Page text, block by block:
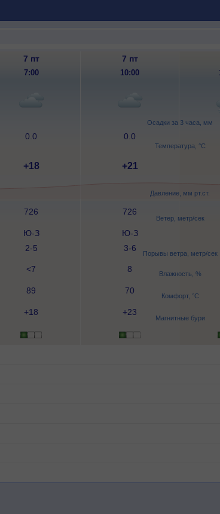
Осадки за 3 часа, мм
Температура, °C
Давление, мм рт.ст.
Ветер, метр/сек
Порывы ветра, метр/сек
Влажность, %
Комфорт, °C
Магнитные бури
7 пт 7 пт
7:00 10:00
0.0 0.0
+18 +21
726 726
Ю-З
2-5
Ю-З
3-6
<7 8
89 70
+18 +23